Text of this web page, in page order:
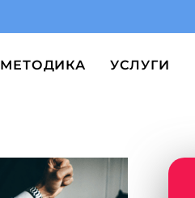
МЕТОДИКА УСЛУГИ